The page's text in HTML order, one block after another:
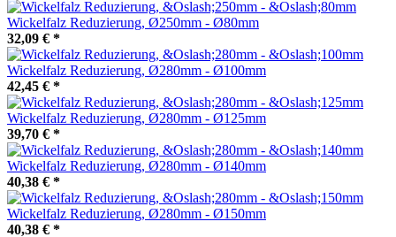
Wickelfalz Reduzierung, Ø250mm - Ø80mm
32,09 € *
Wickelfalz Reduzierung, Ø280mm - Ø100mm
42,45 € *
Wickelfalz Reduzierung, Ø280mm - Ø125mm
39,70 € *
Wickelfalz Reduzierung, Ø280mm - Ø140mm
40,38 € *
Wickelfalz Reduzierung, Ø280mm - Ø150mm
40,38 € *